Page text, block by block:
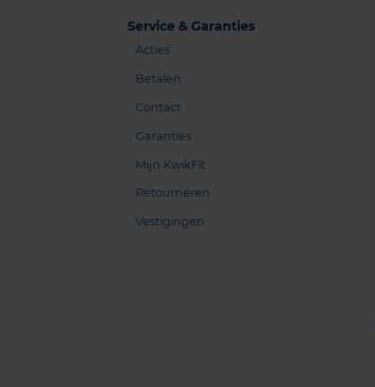
Service & Garanties
Acties
Betalen
Contact
Garanties
Mijn KwikFit
Retourneren
Vestigingen